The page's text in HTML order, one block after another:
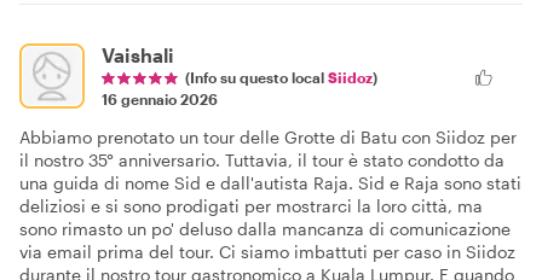
Vaishali
(Info su questo local Siidoz)
16 gennaio 2026
Abbiamo prenotato un tour delle Grotte di Batu con Siidoz per
il nostro 35° anniversario. Tuttavia, il tour è stato condotto da
una guida di nome Sid e dall'autista Raja. Sid e Raja sono stati
deliziosi e si sono prodigati per mostrarci la loro città, ma
sono rimasto un po' deluso dalla mancanza di comunicazione
via email prima del tour. Ci siamo imbattuti per caso in Siidoz
durante il nostro tour gastronomico a Kuala Lumpur. E quando